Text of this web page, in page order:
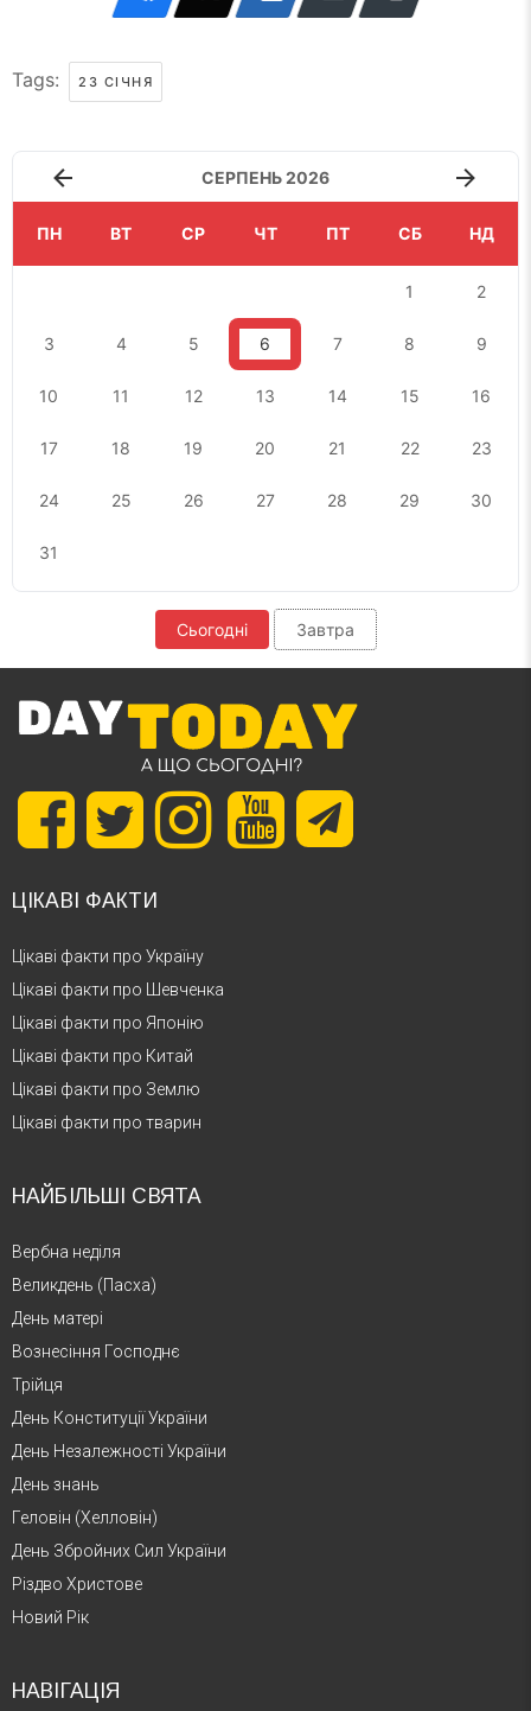
Tags: 23 СІЧНЯ
СЕРПЕНЬ 2026
ПН ВТ СР ЧТ ПТ СБ НД
1 2
3 4 5 6 7 8 9
10 11 12 13 14 15 16
17 18 19 20 21 22 23
24 25 26 27 28 29 30
31
Сьогодні Завтра
ЦІКАВІ ФАКТИ
Цікаві факти про Україну
Цікаві факти про Шевченка
Цікаві факти про Японію
Цікаві факти про Китай
Цікаві факти про Землю
Цікаві факти про тварин
НАЙБІЛЬШІ СВЯТА
Вербна неділя
Великдень (Пасха)
День матері
Вознесіння Господнє
Трійця
День Конституції України
День Незалежності України
День знань
Геловін (Хелловін)
День Збройних Сил України
Різдво Христове
Новий Рік
НАВІГАЦІЯ